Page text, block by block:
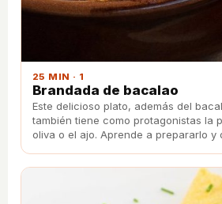
25 MIN · 1
Brandada de bacalao
Este delicioso plato, además del
también tiene como protagonistas la
oliva o el ajo. Aprende a prepararlo y